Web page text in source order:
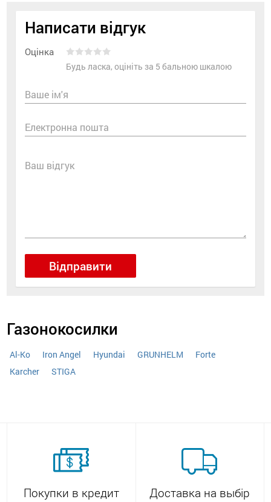
Написати відгук
Оцінка
Будь ласка, оцініть за 5 бальною шкалою
Ваше ім'я
Електронна пошта
Ваш відгук
Відправити
Газонокосилки
Al-Ko Iron Angel Hyundai GRUNHELM
Forte
Karcher
STIGA
Покупки в кредит Доставка на выбір